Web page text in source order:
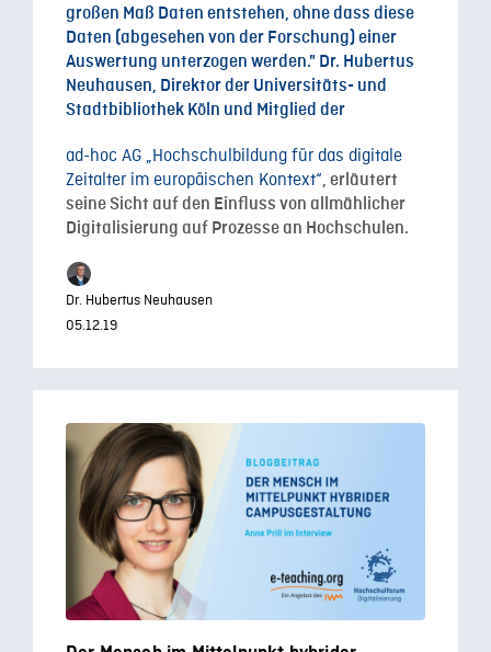
großen Maß Daten entstehen, ohne dass diese
Daten (abgesehen von der Forschung) einer
Auswertung unterzogen werden." Dr. Hubertus
Neuhausen, Direktor der Universitäts- und
Stadtbibliothek Köln und Mitglied der
ad-hoc AG „Hochschulbildung für das digitale
Zeitalter im europäischen Kontext“, erläutert
seine Sicht auf den Einfluss von allmählicher
Digitalisierung auf Prozesse an Hochschulen.
Dr. Hubertus Neuhausen
05.12.19